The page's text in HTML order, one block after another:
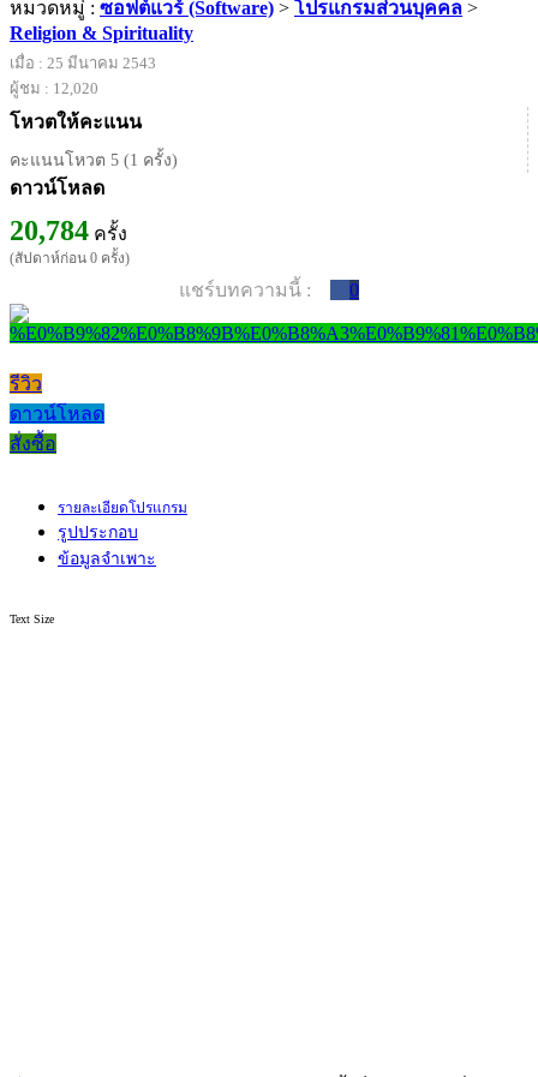
หมวดหมู่ : ซอฟต์แวร์ (Software) > โปรแกรมส่วนบุคคล >
Religion & Spirituality
เมื่อ : 25 มีนาคม 2543
ผู้ชม : 12,020
โหวตให้คะแนน
คะแนนโหวต 5 (1 ครั้ง)
ดาวน์โหลด
20,784 ครั้ง
(สัปดาห์ก่อน 0 ครั้ง)
แชร์บทความนี้ : 0
รีวิว
ดาวน์โหลด
สั่งซื้อ
รายละเอียดโปรแกรม
รูปประกอบ
ข้อมูลจำเพาะ
Text Size